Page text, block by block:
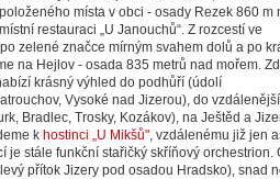
místa v obci - osady Rezek 860 m
restauraci „U Janouchů“. Z rozcestí ve
zelené značce mírným svahem dolů a po
na Hejlov - osada 835 metrů nad mořem.
krásný výhled do podhůří (údolí
Vysoké nad Jizerou), do
Bradlec, Trosky, Kozákov), na Ještěd a
k hostinci „U Mikšů", vzdálenému již jen
je stále funkční stařičký skříňový
přítok Jizery pod osadou Hradsko), snad